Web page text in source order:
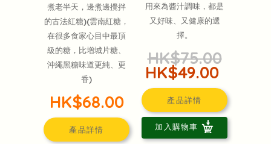
煮老半天，邊煮邊攪拌
的古法紅糖)(雲南紅糖，
在很多食家心目中最頂
級的糖，比增城片糖、
沖繩黑糖味道更純、更
香)
HK$68.00
產品詳情
用來為醬汁調味，都是
又好味、又健康的選
擇。
HK$75.00
HK$49.00
產品詳情
加入購物車